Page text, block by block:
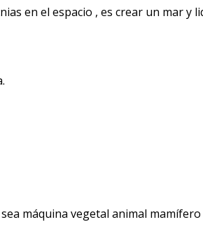
en el espacio , es crear un mar y
máquina vegetal animal